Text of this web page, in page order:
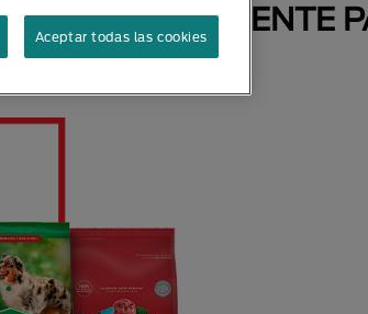
ESPECIALMENTE
Aceptar todas las cookies